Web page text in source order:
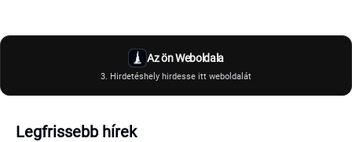
Az ön Weboldala
3. Hirdetéshely hirdesse itt weboldalát
Legfrissebb hírek